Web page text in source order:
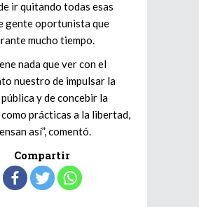
ir quitando todas esas
gente oportunista que
mucho tiempo.
nada que ver con el
nuestro de impulsar la
y de concebir la
prácticas a la libertad,
así”, comentó.
Compartir